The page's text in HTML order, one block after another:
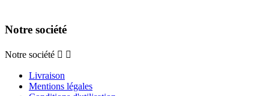
Notre société
Notre société  
Livraison
Mentions légales